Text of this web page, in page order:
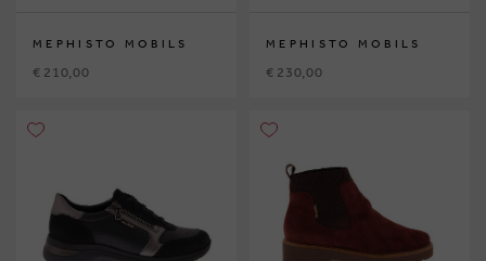
MEPHISTO MOBILS
€ 210,00
MEPHISTO MOBILS
€ 230,00